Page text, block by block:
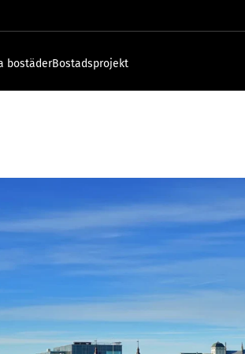
bostäderBostadsprojekt